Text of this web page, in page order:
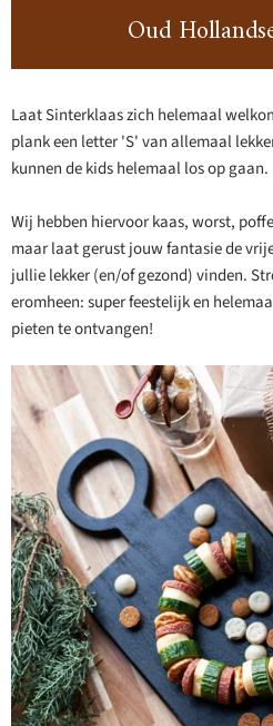
Oud
Laat Sinterklaas zich helemaal
plank een letter 'S' van allemaal
kunnen de kids helemaal los op gaan.
Wij hebben hiervoor kaas, worst,
maar laat gerust jouw fantasie de
jullie lekker (en/of gezond) vinden.
eromheen: super feestelijk en
pieten te ontvangen!